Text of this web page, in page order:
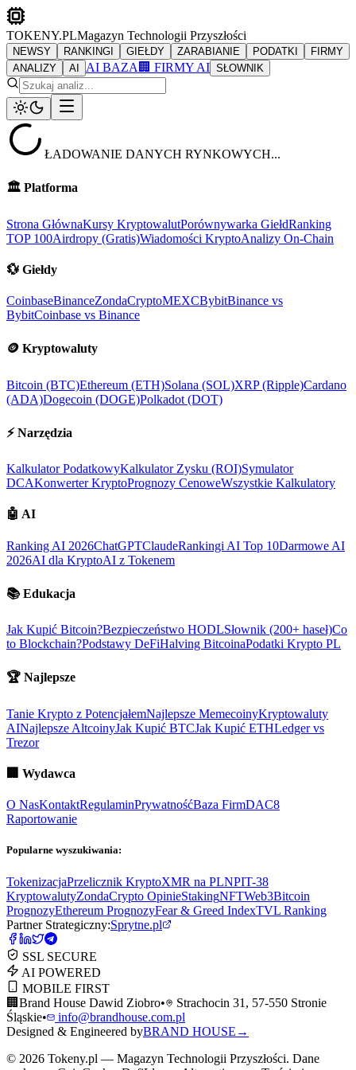
TOKENY.PLMagazyn Technologii Przyszłości
NEWSY RANKINGI GIEŁDY ZARABIANIE PODATKI
FIRMY
ANALIZY
AI AI BAZA 🏢 FIRMY AI SŁOWNIK
ŁADOWANIE DANYCH RYNKOWYCH...
🏛️ Platforma
Strona GłównaKursy KryptowalutPorównywarka GiełdRanking
TOP 100Airdropy (Gratis)Wiadomości KryptoAnalizy On-Chain
💱 Giełdy
CoinbaseBinanceZondaCryptoMEXCBybitBinance vs
BybitCoinbase vs Binance
🪙 Kryptowaluty
Bitcoin (BTC)Ethereum (ETH)Solana (SOL)XRP (Ripple)Cardano
(ADA)Dogecoin (DOGE)Polkadot (DOT)
⚡ Narzędzia
Kalkulator PodatkowyKalkulator Zysku (ROI)Symulator
DCAKonwerter KryptoPrognozy CenoweWszystkie Kalkulatory
🤖 AI
Ranking AI 2026ChatGPTClaudeRankingi AI Top 10Darmowe AI
2026AI dla KryptoAI z Tokenem
📚 Edukacja
Jak Kupić Bitcoin?Bezpieczeństwo HODLSłownik (200+ haseł)Co
to Blockchain?Podstawy DeFiHalving BitcoinaPodatki Krypto PL
🏆 Najlepsze
Tanie Krypto z PotencjałemNajlepsze MemecoinyKryptowaluty
AINajlepsze AltcoinyJak Kupić BTCJak Kupić ETHLedger vs
Trezor
🏢 Wydawca
O NasKontaktRegulaminPrywatnośćBaza FirmDAC8
Raportowanie
Popularne wyszukiwania:
TokenizacjaPrzelicznik KryptoXMR na PLNPIT-38
KryptowalutyZondaCrypto OpinieStakingNFTWeb3Bitcoin
PrognozyEthereum PrognozyFear & Greed IndexTVL Ranking
Partner Strategiczny:Sprytne.pl
SSL SECURE
AI POWERED
MOBILE FIRST
🏢 Brand House Dawid Ziobro•
Strachocin 31, 57-550 Stronie
Śląskie•
info@brandhouse.com.pl
Designed & Engineered byBRAND HOUSE →
© 2026 Tokeny.pl — Magazyn Technologii Przyszłości. Dane